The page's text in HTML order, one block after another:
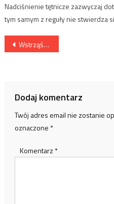
Nadciśnienie tętnicze zazwyczaj
tym samym z reguły nie stwierdza
Nawigacja
Wstrząśnienie mózgu
Dodaj komentarz
Twój adres email nie zostanie
oznaczone *
Komentarz *